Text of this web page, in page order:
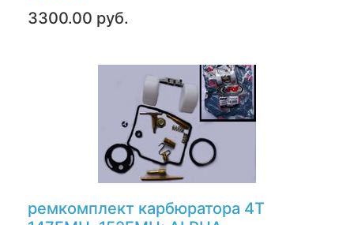
3300.00 руб.
ремкомплект карбюратора 4Т